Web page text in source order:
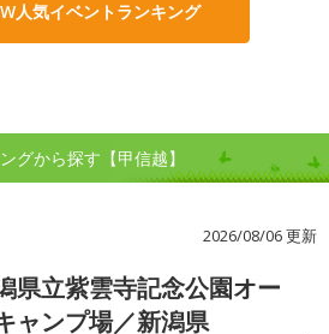
人気イベントランキング
グから探す【甲信越】
2026/08/06 更新
県立紫雲寺記念公園オー
ャンプ場／新潟県